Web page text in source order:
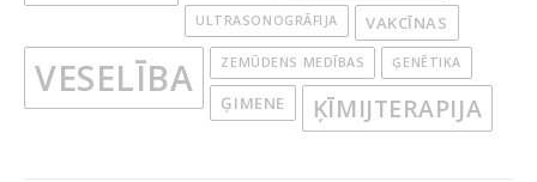
ULTRASONOGRĀFIJA VAKCĪNAS
VESELĪBA ZEMŪDENS MEDĪBAS ĢENĒTIKA
ĢIMENE ĶĪMIJTERAPIJA